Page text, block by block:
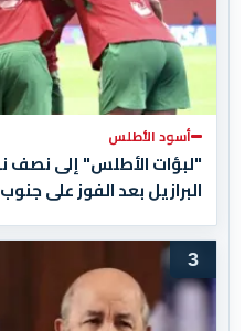
أسود الأطلس
"لبؤات الأطلس" إلى نصف
البرازيل بعد الفوز على
3